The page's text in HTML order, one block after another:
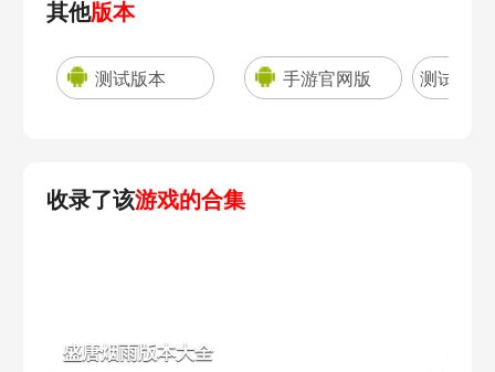
其他版本
测试版本 手游官网版 测试服
收录了该游戏的合集
盛唐烟雨版本大全